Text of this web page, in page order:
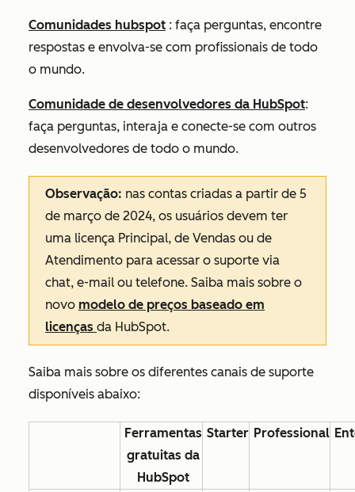
Comunidades hubspot : faça perguntas, encontre
respostas e envolva-se com profissionais de todo
o mundo.
Comunidade de desenvolvedores da HubSpot:
faça perguntas, interaja e conecte-se com outros
desenvolvedores de todo o mundo.
Observação: nas contas criadas a partir de 5
de março de 2024, os usuários devem ter
uma licença Principal, de Vendas ou de
Atendimento para acessar o suporte via
chat, e-mail ou telefone. Saiba mais sobre o
novo modelo de preços baseado em
licenças da HubSpot.
Saiba mais sobre os diferentes canais de suporte
disponíveis abaixo:
Ferramentas
gratuitas da
HubSpot
Starter Professional